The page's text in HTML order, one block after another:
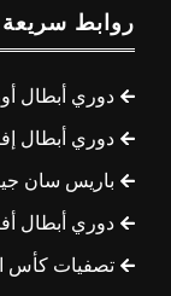
روابط سريعة
دوري أبطال
دوري أبطال
باريس سان
دوري أبطال
تصفيات كأس